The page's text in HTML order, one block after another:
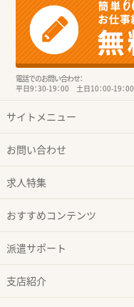
電話でのお問い合わせ：
平日9：30-19：00 土日10：00-19：00
サイトメニュー
お問い合わせ
求人特集
おすすめコンテンツ
派遣サポート
支店紹介